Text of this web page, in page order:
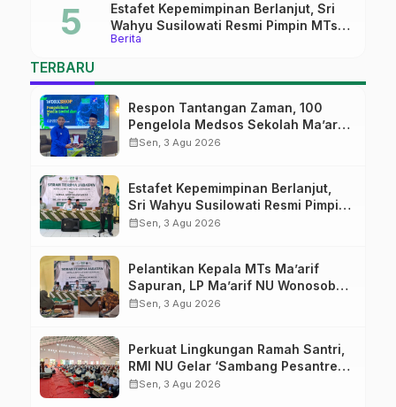
Berita
Estafet Kepemimpinan Berlanjut, Sri
Wahyu Susilowati Resmi Pimpin MTs
Ma’arif Sapuran
TERBARU
Respon Tantangan Zaman, 100
Pengelola Medsos Sekolah Ma’arif
Pekalongan Ikuti Pelatihan Literasi
calendar_monthSen, 3 Agu 2026
Estafet Kepemimpinan Berlanjut,
Sri Wahyu Susilowati Resmi Pimpin
MTs Ma’arif Sapuran
calendar_monthSen, 3 Agu 2026
Pelantikan Kepala MTs Ma’arif
Sapuran, LP Ma’arif NU Wonosobo
Tekankan Lima Amanah
calendar_monthSen, 3 Agu 2026
Perkuat Lingkungan Ramah Santri,
RMI NU Gelar ‘Sambang Pesantren’
di Pati
calendar_monthSen, 3 Agu 2026